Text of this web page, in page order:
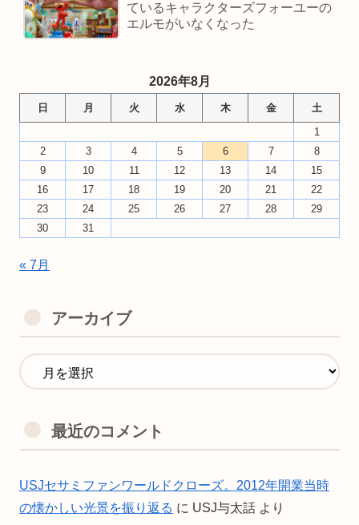
ているキャラクターズフォーユーの
エルモがいなくなった
2026年8月
日 月 火 水 木 金
土
1
2
3 4 5 6 7
8
9
10 11 12 13 14
15
16
17 18 19 20 21
22
23
24 25 26 27 28
29
30
31
« 7月
アーカイブ
最近のコメント
USJセサミファンワールドクローズ。2012年開業当時
の懐かしい光景を振り返る に USJ与太話 より